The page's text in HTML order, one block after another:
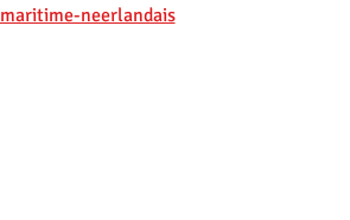
neerlandais